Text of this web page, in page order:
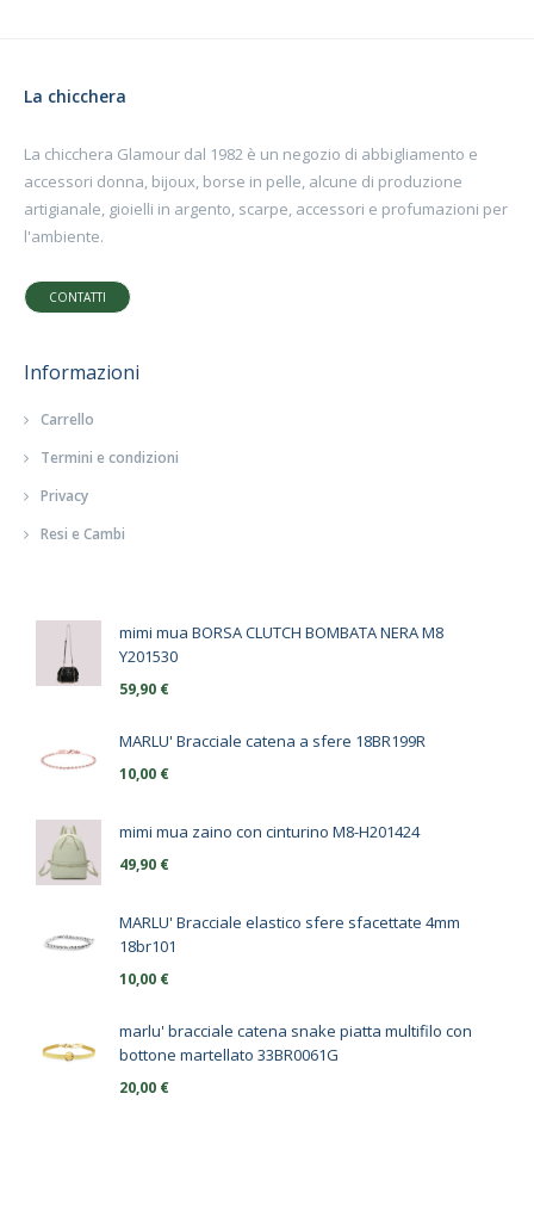
La chicchera
La chicchera Glamour dal 1982 è un negozio di abbigliamento e
accessori donna, bijoux, borse in pelle, alcune di produzione
artigianale, gioielli in argento, scarpe, accessori e profumazioni per
l'ambiente.
CONTATTI
Informazioni
Carrello
Termini e condizioni
Privacy
Resi e Cambi
mimi mua BORSA CLUTCH BOMBATA NERA M8
Y201530
59,90 €
MARLU' Bracciale catena a sfere 18BR199R
10,00 €
mimi mua zaino con cinturino M8-H201424
49,90 €
MARLU' Bracciale elastico sfere sfacettate 4mm
18br101
10,00 €
marlu' bracciale catena snake piatta multifilo con
bottone martellato 33BR0061G
20,00 €